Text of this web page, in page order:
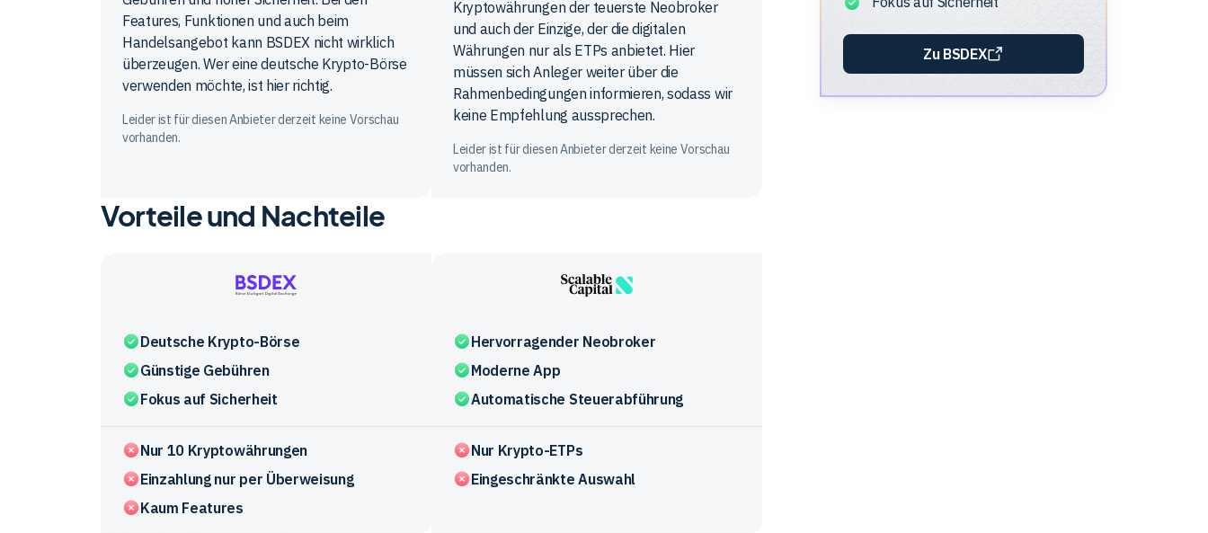
Features, Funktionen und auch beim
Handelsangebot kann BSDEX nicht wirklich
überzeugen. Wer eine deutsche Krypto-Börse
verwenden möchte, ist hier richtig.
Leider ist für diesen Anbieter derzeit keine Vorschau
vorhanden.
Kryptowährungen der teuerste Neobroker
und auch der Einzige, der die digitalen
Währungen nur als ETPs anbietet. Hier
müssen sich Anleger weiter über die
Rahmenbedingungen informieren, sodass wir
keine Empfehlung aussprechen.
Leider ist für diesen Anbieter derzeit keine Vorschau
vorhanden.
Vorteile und Nachteile
Stuttgart
Exchange
Capital
Deutsche Krypto-Börse
Günstige Gebühren
Fokus auf Sicherheit
Hervorragender Neobroker
Moderne App
Automatische Steuerabführung
Nur 10 Kryptowährungen
Einzahlung nur per Überweisung
Kaum Features
Nur Krypto-ETPs
Eingeschränkte Auswahl
Zu BSDEX